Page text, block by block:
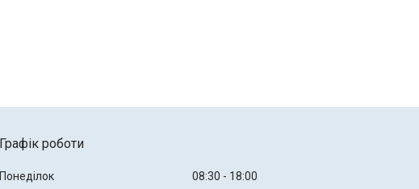
Графік роботи
Понеділок 08:30
18:00